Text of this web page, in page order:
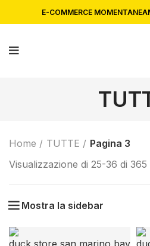
Home TUTTE
Pagina 3
Visualizzazione di 25-36 di 365
Mostra la sidebar
E-COMMERCE